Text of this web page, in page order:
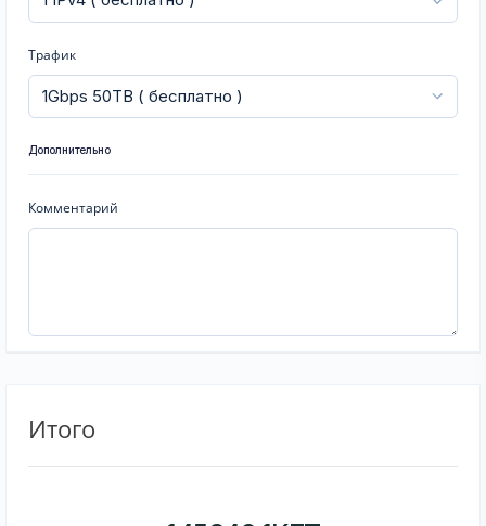
Трафик
Дополнительно
Комментарий
Итого